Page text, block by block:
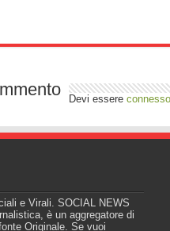
Devi essere connesso
e Virali. SOCIAL NEWS
è un aggregatore di
Originale. Se vuoi